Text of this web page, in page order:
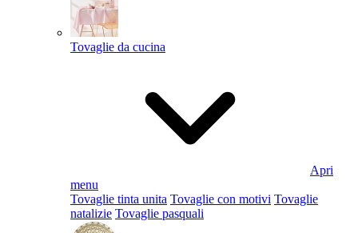
Tovaglie da cucina
Apri
menu
Tovaglie tinta unita Tovaglie con motivi Tovaglie
natalizie Tovaglie pasquali